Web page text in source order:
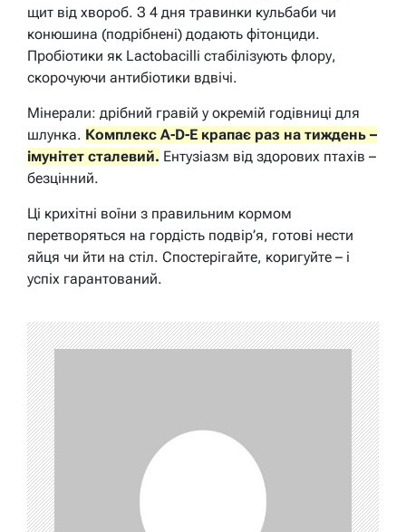
щит від хвороб. З 4 дня травинки кульбаби чи
конюшина (подрібнені) додають фітонциди.
Пробіотики як Lactobacilli стабілізують флору,
скорочуючи антибіотики вдвічі.
Мінерали: дрібний гравій у окремій годівниці для
шлунка. Комплекс A-D-E крапає раз на тиждень –
імунітет сталевий. Ентузіазм від здорових птахів –
безцінний.
Ці крихітні воїни з правильним кормом
перетворяться на гордість подвір’я, готові нести
яйця чи йти на стіл. Спостерігайте, коригуйте – і
успіх гарантований.